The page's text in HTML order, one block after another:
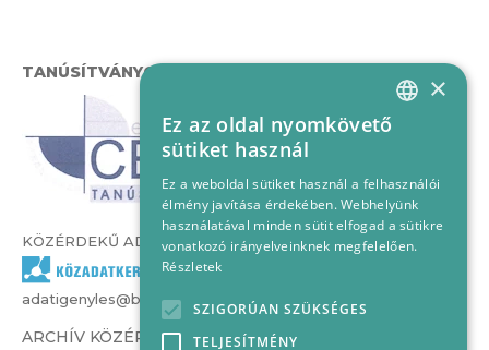
TANÚSÍTVÁNYOK
KÖZÉRDEKŰ ADATOK
adatigenyles@bvcs.hu
ARCHÍV KÖZÉRDEKŰ ADATOK –
HUNGARIAN
×
Ez az oldal nyomkövető
sütiket használ
Ez a weboldal sütiket használ a felhasználói
élmény javítása érdekében. Webhelyünk
használatával minden sütit elfogad a sütikre
vonatkozó irányelveinknek megfelelően.
Részletek
SZIGORÚAN SZÜKSÉGES
TELJESÍTMÉNY